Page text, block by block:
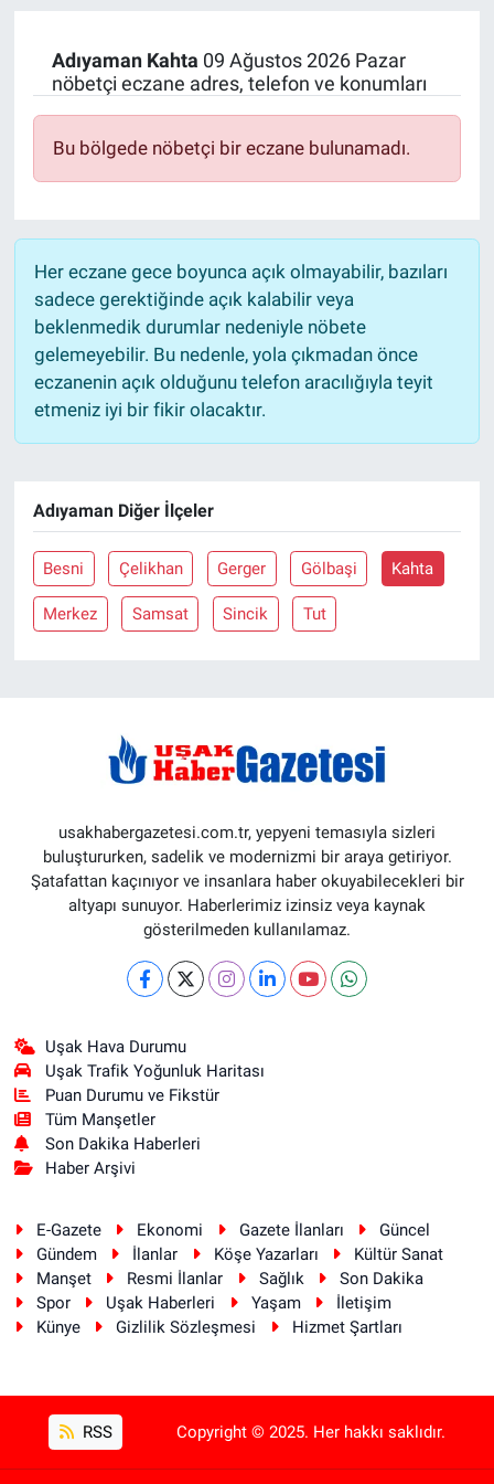
Adıyaman Kahta 09 Ağustos 2026 Pazar
nöbetçi eczane adres, telefon ve konumları
Bu bölgede nöbetçi bir eczane bulunamadı.
Her eczane gece boyunca açık olmayabilir, bazıları
sadece gerektiğinde açık kalabilir veya
beklenmedik durumlar nedeniyle nöbete
gelemeyebilir. Bu nedenle, yola çıkmadan önce
eczanenin açık olduğunu telefon aracılığıyla teyit
etmeniz iyi bir fikir olacaktır.
Adıyaman Diğer İlçeler
Besni Çelikhan Gerger Gölbaşi Kahta
Merkez Samsat Sincik Tut
usakhabergazetesi.com.tr, yepyeni temasıyla sizleri
buluştururken, sadelik ve modernizmi bir araya getiriyor.
Şatafattan kaçınıyor ve insanlara haber okuyabilecekleri bir
altyapı sunuyor. Haberlerimiz izinsiz veya kaynak
gösterilmeden kullanılamaz.
Uşak Hava Durumu
Uşak Trafik Yoğunluk Haritası
Puan Durumu ve Fikstür
Tüm Manşetler
Son Dakika Haberleri
Haber Arşivi
E-Gazete Ekonomi Gazete İlanları
Güncel
Gündem
İlanlar Köşe Yazarları
Kültür Sanat
Manşet
Resmi İlanlar Sağlık
Son Dakika
Spor
Uşak Haberleri Yaşam
İletişim
Künye
Gizlilik Sözleşmesi Hizmet Şartları
RSS Copyright © 2025. Her hakkı saklıdır.
Resmi İlanlar
Sağlık
Spor
Uşak Haberleri